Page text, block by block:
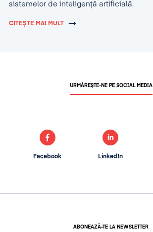
sistemelor de inteligență artificială.
CITEȘTE MAI MULT
ABONEAZĂ-TE LA NEWSLETTER
URMĂREȘTE-NE PE SOCIAL MEDIA
Facebook LinkedIn